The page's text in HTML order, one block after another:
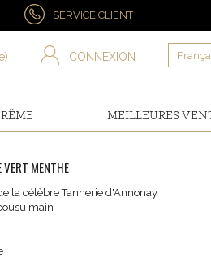
SERVICE CLIENT
CONNEXION
MEILLEURES
VERT MENTHE
la célèbre Tannerie d'Annonay
main